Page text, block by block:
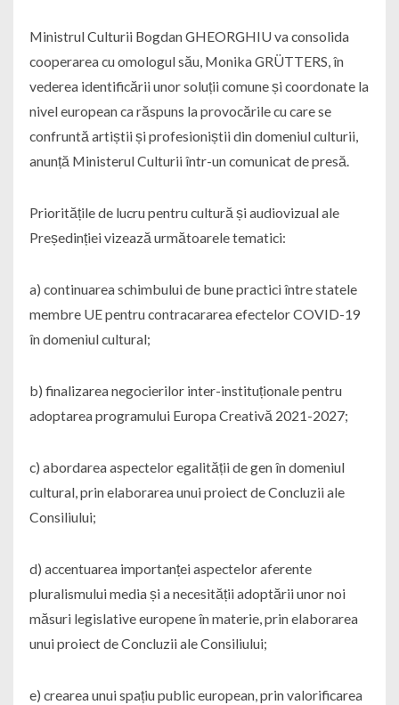
Ministrul Culturii Bogdan GHEORGHIU va consolida
cooperarea cu omologul său, Monika GRÜTTERS, în
vederea identificării unor soluții comune și coordonate la
nivel european ca răspuns la provocările cu care se
confruntă artiștii și profesioniștii din domeniul culturii,
anunță Ministerul Culturii într-un comunicat de presă.
Prioritățile de lucru pentru cultură și audiovizual ale
Președinției vizează următoarele tematici:
a) continuarea schimbului de bune practici între statele
membre UE pentru contracararea efectelor COVID-19
în domeniul cultural;
b) finalizarea negocierilor inter-instituționale pentru
adoptarea programului Europa Creativă 2021-2027;
c) abordarea aspectelor egalității de gen în domeniul
cultural, prin elaborarea unui proiect de Concluzii ale
Consiliului;
d) accentuarea importanței aspectelor aferente
pluralismului media și a necesității adoptării unor noi
măsuri legislative europene în materie, prin elaborarea
unui proiect de Concluzii ale Consiliului;
e) crearea unui spațiu public european, prin valorificarea